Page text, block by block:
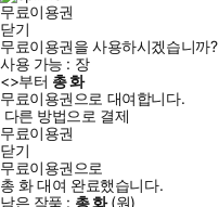
무료이용권
닫기
무료이용권을 사용하시겠습니까?
사용 가능 : 장
<>부터 총화
무료이용권으로 대여합니다.
다른 방법으로 결제
무료이용권
닫기
무료이용권으로
총 화대여 완료했습니다.
남은 작품 : 총화(원)